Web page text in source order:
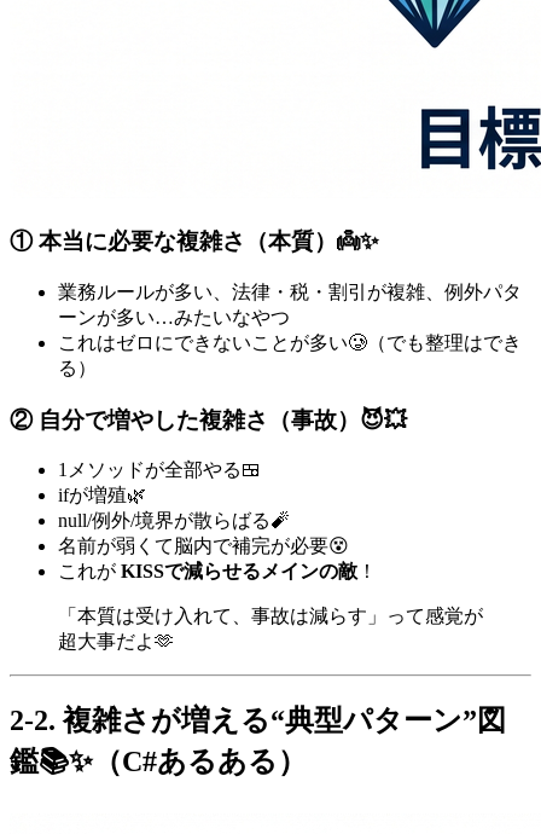
① 本当に必要な複雑さ（本質）👼✨
業務ルールが多い、法律・税・割引が複雑、例外パタ
ーンが多い…みたいなやつ
これはゼロにできないことが多い🥲（でも整理はでき
る）
② 自分で増やした複雑さ（事故）😈💥
1メソッドが全部やる🍱
ifが増殖🌿
null/例外/境界が散らばる🧨
名前が弱くて脳内で補完が必要😵
これが KISSで減らせるメインの敵 ！
「本質は受け入れて、事故は減らす」って感覚が
超大事だよ🫶
2-2. 複雑さが増える“典型パターン”図
鑑📚✨（C#あるある）